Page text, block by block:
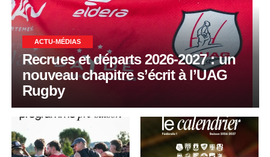
ACTU-MÉDIAS
Recrues et départs 2026-2027 : un
nouveau chapitre s’écrit à l’UAG
Rugby